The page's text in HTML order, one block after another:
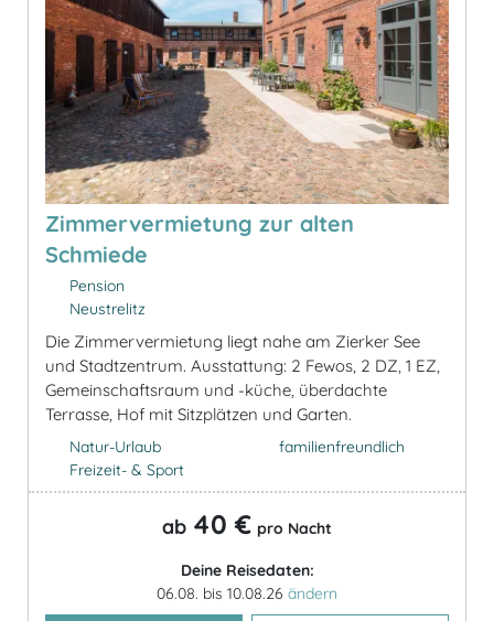
Zimmervermietung zur alten
Schmiede
Pension
Neustrelitz
Die Zimmervermietung liegt nahe am Zierker See
und Stadtzentrum. Ausstattung: 2 Fewos, 2 DZ, 1 EZ,
Gemeinschaftsraum und -küche, überdachte
Terrasse, Hof mit Sitzplätzen und Garten.
Natur-Urlaub
Freizeit- & Sport
familienfreundlich
ab 40 € pro Nacht
Deine Reisedaten:
06.08. bis 10.08.26 ändern